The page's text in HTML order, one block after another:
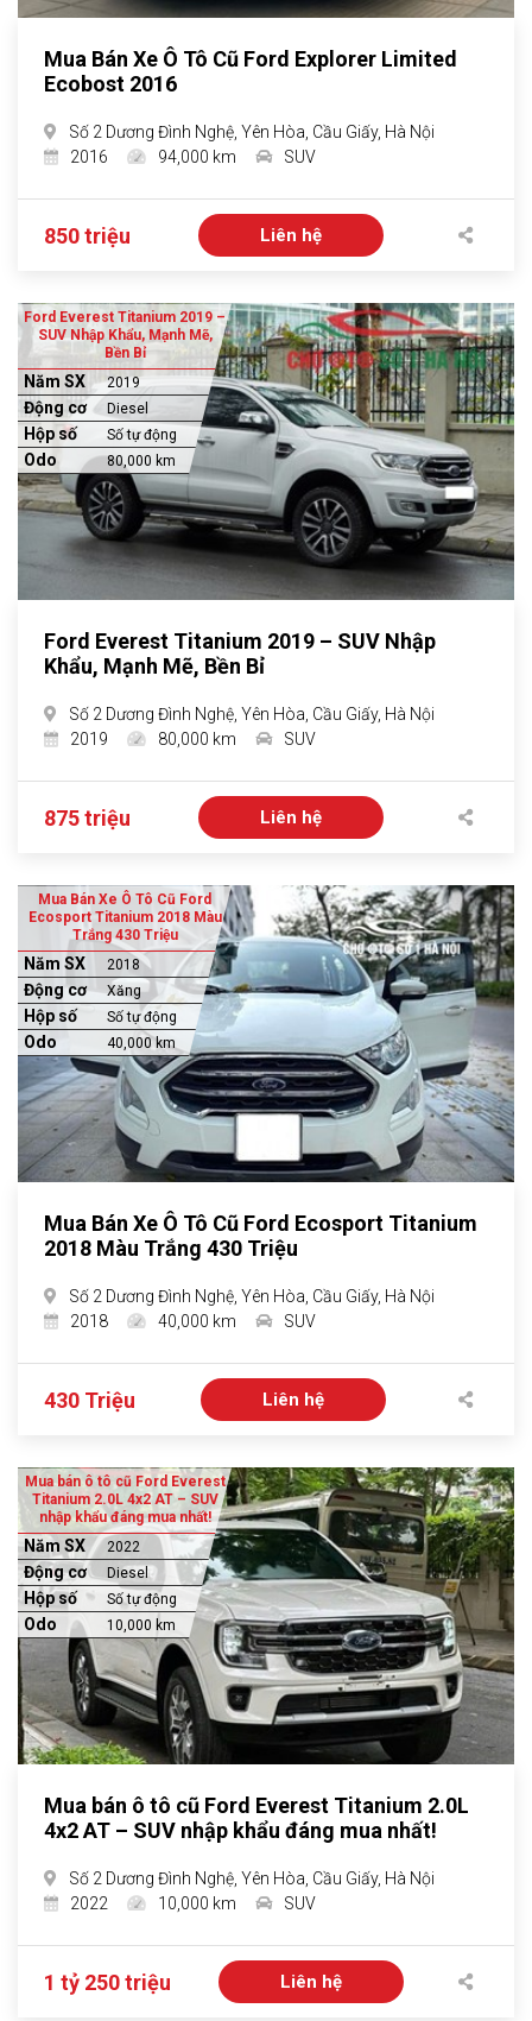
Mua Bán Xe Ô Tô Cũ Ford Explorer Limited
Ecobost 2016
Số 2 Dương Đình Nghệ, Yên Hòa, Cầu Giấy, Hà Nội
2016
94,000 km SUV
850 triệu Liên hệ
Ford Everest Titanium 2019 –
SUV Nhập Khẩu, Mạnh Mẽ,
Bền Bỉ
Năm SX 2019
Động cơ Diesel
Hộp số Số tự động
Odo 80,000 km
Ford Everest Titanium 2019 – SUV Nhập
Khẩu, Mạnh Mẽ, Bền Bỉ
Số 2 Dương Đình Nghệ, Yên Hòa, Cầu Giấy, Hà Nội
2019
80,000 km SUV
875 triệu Liên hệ
Mua Bán Xe Ô Tô Cũ Ford
Ecosport Titanium 2018 Màu
Trắng 430 Triệu
Năm SX 2018
Động cơ Xăng
Hộp số Số tự động
Odo 40,000 km
Mua Bán Xe Ô Tô Cũ Ford Ecosport Titanium
2018 Màu Trắng 430 Triệu
Số 2 Dương Đình Nghệ, Yên Hòa, Cầu Giấy, Hà Nội
2018
40,000 km SUV
430 Triệu Liên hệ
Mua bán ô tô cũ Ford Everest
Titanium 2.0L 4x2 AT – SUV
nhập khẩu đáng mua nhất!
Năm SX 2022
Động cơ Diesel
Hộp số Số tự động
Odo 10,000 km
Mua bán ô tô cũ Ford Everest Titanium 2.0L
4x2 AT – SUV nhập khẩu đáng mua nhất!
Số 2 Dương Đình Nghệ, Yên Hòa, Cầu Giấy, Hà Nội
2022
10,000 km SUV
1 tỷ 250 triệu Liên hệ